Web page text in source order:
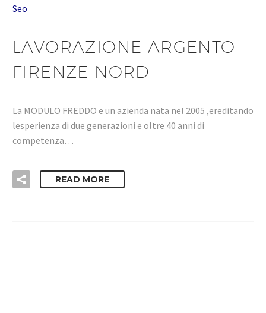
Seo
LAVORAZIONE ARGENTO
FIRENZE NORD
La MODULO FREDDO e un azienda nata nel 2005 ,ereditando
lesperienza di due generazioni e oltre 40 anni di
competenza…
READ MORE